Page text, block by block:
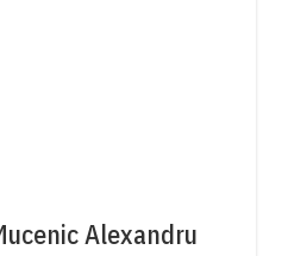
Alexandru